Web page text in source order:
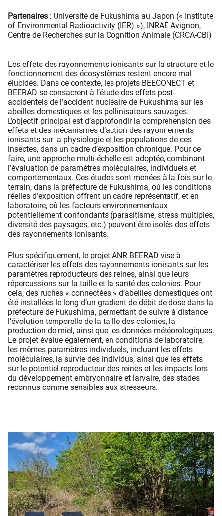
Partenaires : Université de Fukushima au Japon (« Institute
of Environmental Radioactivity (IER) »), INRAE Avignon,
Centre de Recherches sur la Cognition Animale (CRCA-CBI)
Les effets des rayonnements ionisants sur la structure et le
fonctionnement des écosystèmes restent encore mal
élucidés. Dans ce contexte, les projets BEECONECT et
BEERAD se consacrent à l’étude des effets post-
accidentels de l’accident nucléaire de Fukushima sur les
abeilles domestiques et les pollinisateurs sauvages.
L’objectif principal est d’approfondir la compréhension des
effets et des mécanismes d’action des rayonnements
ionisants sur la physiologie et les populations de ces
insectes, dans un cadre d’exposition chronique. Pour ce
faire, une approche multi-échelle est adoptée, combinant
l’évaluation de paramètres moléculaires, individuels et
comportementaux. Ces études sont menées à la fois sur le
terrain, dans la préfecture de Fukushima, où les conditions
réelles d’exposition offrent un cadre représentatif, et en
laboratoire, où les facteurs environnementaux
potentiellement confondants (parasitisme, stress multiples,
diversité des paysages, etc.) peuvent être isolés des effets
des rayonnements ionisants.
Plus spécifiquement, le projet ANR BEERAD vise à
caractériser les effets des rayonnements ionisants sur les
paramètres reproducteurs des reines, ainsi que leurs
répercussions sur la taille et la santé des colonies. Pour
cela, des ruches « connectées » d’abeilles domestiques ont
été installées le long d’un gradient de débit de dose dans la
préfecture de Fukushima, permettant de suivre à distance
l’évolution temporelle de la taille des colonies, la
production de miel, ainsi que les données météorologiques.
Le projet évalue également, en conditions de laboratoire,
les mêmes paramètres individuels, incluant les effets
moléculaires, la survie des individus, ainsi que les effets
sur le potentiel reproducteur des reines et les impacts lors
du développement embryonnaire et larvaire, des stades
reconnus comme sensibles aux stresseurs.